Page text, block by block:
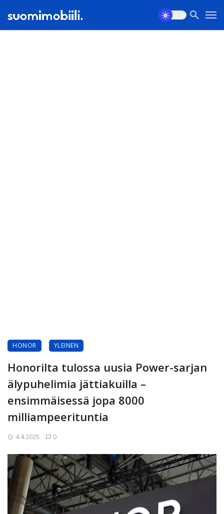
HONOR YLEINEN
Honorilta tulossa uusia Power-sarjan
älypuhelimia jättiakuilla –
ensimmäisessä jopa 8000
milliampeerituntia
4.4.2025 0